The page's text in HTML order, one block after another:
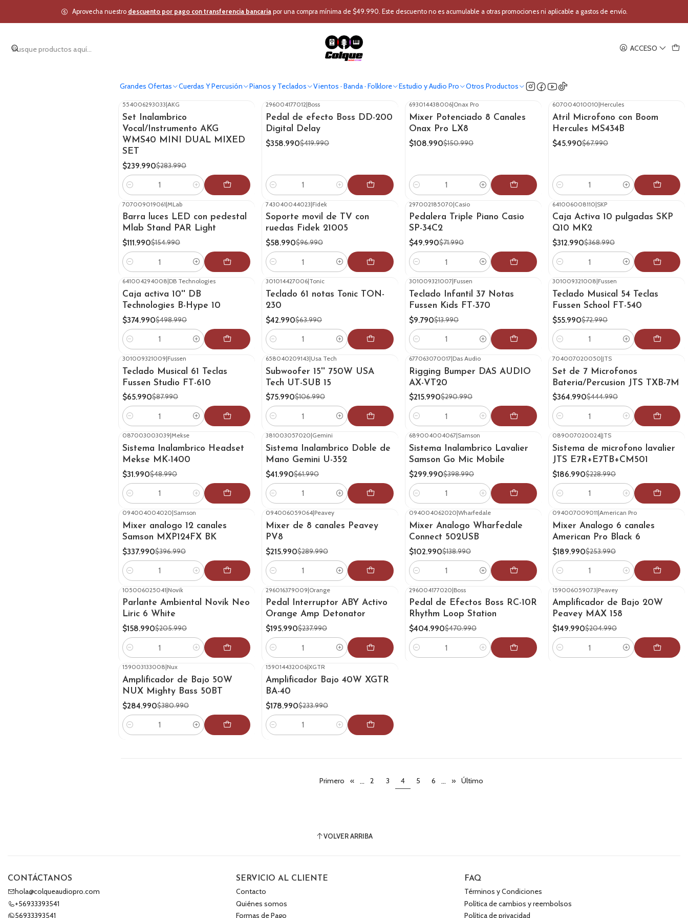
ACCESO
Grandes Ofertas Cuerdas Y Percusión Pianos y Teclados Vientos · Banda · Folklore Estudio y Audio Pro Otros Productos
Aprovecha nuestro descuento por pago con transferencia bancariapor una compra mínima de $49.990. Este descuento no es acumulable a otras promociones ni aplicable a gastos de envío.
Inicio Ofertas Colque
Ofertas Colque
554006293033|AKG
Set Inalambrico
Vocal/Instrumento AKG
WMS40 MINI DUAL MIXED
SET
$239.990$283.990
Cantidad
296004177012|Boss
Pedal de efecto Boss DD-200
Digital Delay
$358.990$419.990
Cantidad
693014438006|Onax Pro
Mixer Potenciado 8 Canales
Onax Pro LX8
$108.990$150.990
Cantidad
607004010010|Hercules
Atril Microfono con Boom
Hercules MS434B
$45.990$67.990
Cantidad
-28%OFF
707009019061|MLab
Barra luces LED con pedestal
Mlab Stand PAR Light
$111.990$154.990
Cantidad
-39% OFF
743040044023|Fidek
Soporte movil de TV con
ruedas Fidek 21005
$58.990$96.990
Cantidad
-31%OFF
297002185070|Casio
Pedalera Triple Piano Casio
SP-34C2
$49.990$71.990
Cantidad
-15%OFF
641006008110|SKP
Caja Activa 10 pulgadas SKP
Q10 MK2
$312.990$368.990
Cantidad
641004294008|DB Technologies
Caja activa 10'' DB
Technologies B-Hype 10
$374.990$498.990
Cantidad
301014427006|Tonic
Teclado 61 notas Tonic TON-
230
$42.990$63.990
Cantidad
301009321007|Fussen
Teclado Infantil 37 Notas
Fussen Kids FT-370
$9.790$13.990
Cantidad
301009321008|Fussen
Teclado Musical 54 Teclas
Fussen School FT-540
$55.990$72.990
Cantidad
-25%OFF
301009321009|Fussen
Teclado Musical 61 Teclas
Fussen Studio FT-610
$65.990$87.990
Cantidad
-29% OFF
658040209143|Usa Tech
Subwoofer 15'' 750W USA
Tech UT-SUB 15
$75.990$106.990
Cantidad
-26%OFF
677063070017|Das Audio
Rigging Bumper DAS AUDIO
AX-VT20
$215.990$290.990
Cantidad
-18% OFF
704007020050|JTS
Set de 7 Microfonos
Bateria/Percusion JTS TXB-7M
$364.990$444.990
Cantidad
087003003039|Mekse
Sistema Inalambrico Headset
Mekse MK-1400
$31.990$48.990
Cantidad
381003057020|Gemini
Sistema Inalambrico Doble de
Mano Gemini U-352
$41.990$61.990
Cantidad
689004004067|Samson
Sistema Inalambrico Lavalier
Samson Go Mic Mobile
$299.990$398.990
Cantidad
089007020024|JTS
Sistema de microfono lavalier
JTS E7R+E7TB+CM501
$186.990$228.990
Cantidad
094004004020|Samson
Mixer analogo 12 canales
Samson MXP124FX BK
$337.990$396.990
Cantidad
094006059064|Peavey
Mixer de 8 canales Peavey
PV8
$215.990$289.990
Cantidad
094004062020|Wharfedale
Mixer Analogo Wharfedale
Connect 502USB
$102.990$138.990
Cantidad
094007009011|American Pro
Mixer Analogo 6 canales
American Pro Black 6
$189.990$253.990
Cantidad
-23%OFF
105006025041|Novik
Parlante Ambiental Novik Neo
Liric 6 White
$158.990$205.990
Cantidad
-18%OFF
296016379009|Orange
Pedal Interruptor ABY Activo
Orange Amp Detonator
$195.990$237.990
Cantidad
-14%OFF
296004177020|Boss
Pedal de Efectos Boss RC-10R
Rhythm Loop Station
$404.990$470.990
Cantidad
-27%OFF
159006059073|Peavey
Amplificador de Bajo 20W
Peavey MAX 158
$149.990$204.990
Cantidad
159003133008|Nux
Amplificador de Bajo 50W
NUX Mighty Bass 50BT
$284.990$380.990
Cantidad
159014432006|XGTR
Amplificador Bajo 40W XGTR
BA-40
$178.990$233.990
Cantidad
Primero « ... 2 3 4 5 6 ... » Último
VOLVER ARRIBA
CONTÁCTANOS
hola@colqueaudiopro.com
+56933393541
56933393541
SERVICIO AL CLIENTE
Contacto
Quiénes somos
Formas de Pago
FAQ
Términos y Condiciones
Política de cambios y reembolsos
Política de privacidad